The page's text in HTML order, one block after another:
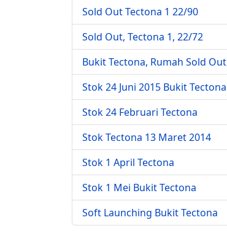
Sold Out Tectona 1 22/90
Sold Out, Tectona 1, 22/72
Bukit Tectona, Rumah Sold Out
Stok 24 Juni 2015 Bukit Tectona
Stok 24 Februari Tectona
Stok Tectona 13 Maret 2014
Stok 1 April Tectona
Stok 1 Mei Bukit Tectona
Soft Launching Bukit Tectona